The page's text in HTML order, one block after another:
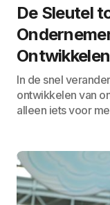
De Sleutel
Ontwikkelen
In de snel
ontwikkelen van
alleen iets voor